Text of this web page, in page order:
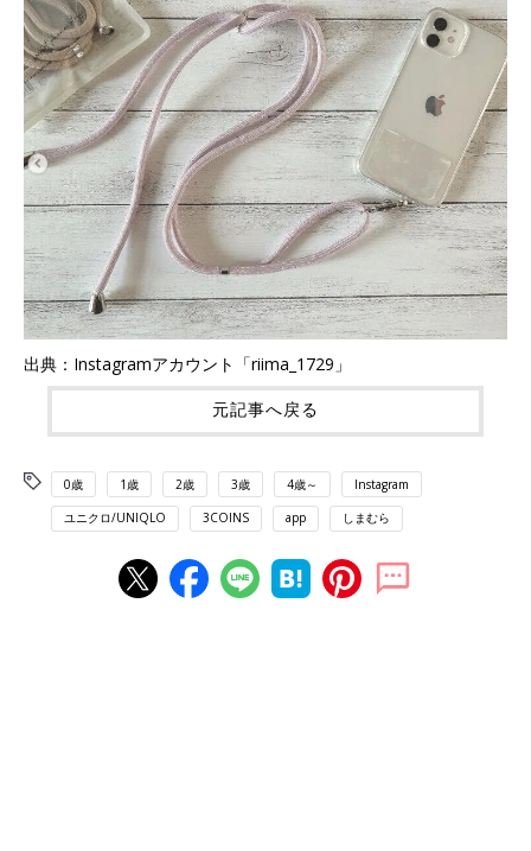
出典：Instagramアカウント「riima_1729」
元記事へ戻る
0歳 1歳 2歳 3歳 4歳～ Instagram
ユニクロ/UNIQLO 3COINS app しまむら